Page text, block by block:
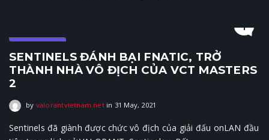
1
E-Sports
SENTINELS ĐÁNH BẠI FNATIC, TRỞ
THÀNH NHÀ VÔ ĐỊCH CỦA VCT MASTERS
2
by valorantvietnam.netin 31 May, 2021
Sentinels đã giành được chức vô địch của giải đấu onLAN đầu